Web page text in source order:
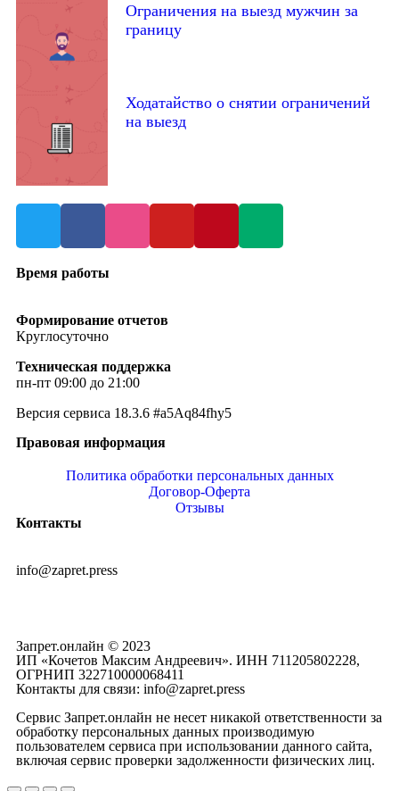
Ограничения на выезд мужчин за
границу
Ходатайство о снятии ограничений
на выезд
Время работы
Формирование отчетов
Круглосуточно
Техническая поддержка
пн-пт 09:00 до 21:00
Версия сервиса 18.3.6 #a5Aq84fhy5
Правовая информация
Политика обработки персональных данных
Договор-Оферта
Отзывы
Контакты
info@zapret.press
Запрет.онлайн © 2023
ИП «Кочетов Максим Андреевич». ИНН 711205802228,
ОГРНИП 322710000068411
Контакты для связи: info@zapret.press
Сервис Запрет.онлайн не несет никакой ответственности за
обработку персональных данных производимую
пользователем сервиса при использовании данного сайта,
включая сервис проверки задолженности физических лиц.